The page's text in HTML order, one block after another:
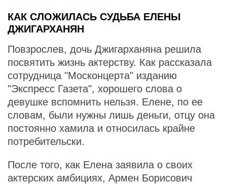
КАК СЛОЖИЛАСЬ СУДЬБА ЕЛЕНЫ
ДЖИГАРХАНЯН
Повзрослев, дочь Джигарханяна решила
посвятить жизнь актерству. Как рассказала
сотрудница "Москонцерта" изданию
"Экспресс Газета", хорошего слова о
девушке вспомнить нельзя. Елене, по ее
словам, были нужны лишь деньги, отцу она
постоянно хамила и относилась крайне
потребительски.
После того, как Елена заявила о своих
актерских амбициях, Армен Борисович